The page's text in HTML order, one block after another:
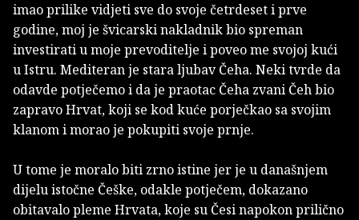
imao prilike vidjeti sve do svoje četrdeset i prve
godine, moj je švicarski nakladnik bio spreman
investirati u moje prevoditelje i poveo me svojoj kući
u Istru. Mediteran je stara ljubav Čeha. Neki tvrde da
odavde potječemo i da je praotac Čeha zvani Čeh bio
zapravo Hrvat, koji se kod kuće porječkao sa svojim
klanom i morao je pokupiti svoje prnje.
U tome je moralo biti zrno istine jer je u današnjem
dijelu istočne Češke, odakle potječem, dokazano
obitavalo pleme Hrvata, koje su Česi napokon prilično